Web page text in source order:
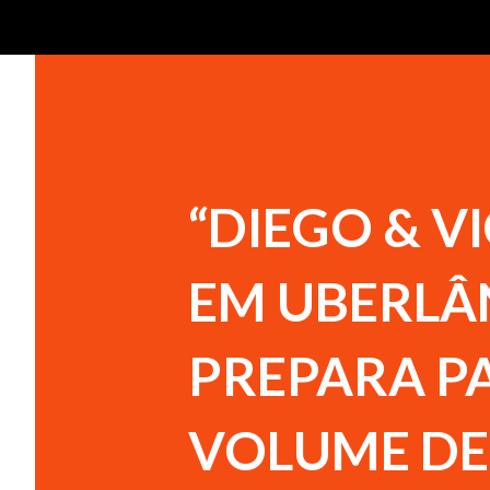
“DIEGO &
EM
PREPARA
VOLUME